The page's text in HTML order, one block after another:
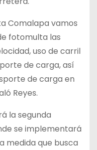
Comalapa vamos
fotomulta las
uso de carril
de carga, así
de carga en
Reyes.
la segunda
se implementará
medida que busca